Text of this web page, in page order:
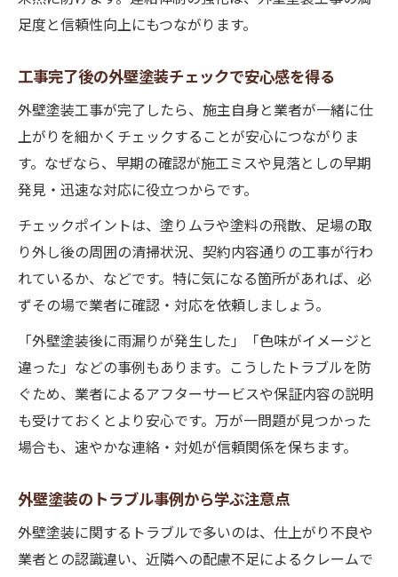
外壁塗装で発生しやすい苦情とその対応策
外壁塗装時に知るべき近隣配慮のコツ
外壁塗装の事前説明で近隣理解を得る方法
外壁塗装営業トークに見る配慮の工夫点
外壁塗装工事中のごみや資材管理の注意
外壁塗装の現場対応で信頼を深めるコツ
外壁塗装悪質業者リストを事前にチェック
足度と信頼性向上にもつながります。
工事完了後の外壁塗装チェックで安心感を得る
外壁塗装工事が完了したら、施主自身と業者が一緒に仕
上がりを細かくチェックすることが安心につながりま
す。なぜなら、早期の確認が施工ミスや見落としの早期
発見・迅速な対応に役立つからです。
チェックポイントは、塗りムラや塗料の飛散、足場の取
り外し後の周囲の清掃状況、契約内容通りの工事が行わ
れているか、などです。特に気になる箇所があれば、必
ずその場で業者に確認・対応を依頼しましょう。
「外壁塗装後に雨漏りが発生した」「色味がイメージと
違った」などの事例もあります。こうしたトラブルを防
ぐため、業者によるアフターサービスや保証内容の説明
も受けておくとより安心です。万が一問題が見つかった
場合も、速やかな連絡・対処が信頼関係を保ちます。
外壁塗装のトラブル事例から学ぶ注意点
外壁塗装に関するトラブルで多いのは、仕上がり不良や
業者との認識違い、近隣への配慮不足によるクレームで